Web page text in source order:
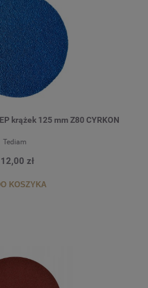
krążek 125 mm Z80 CYRKON
Tediam
zł
KOSZYKA